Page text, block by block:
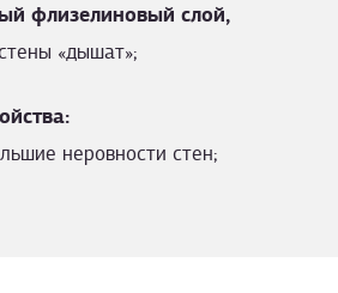
флизелиновый слой,
«дышат»;
неровности стен;